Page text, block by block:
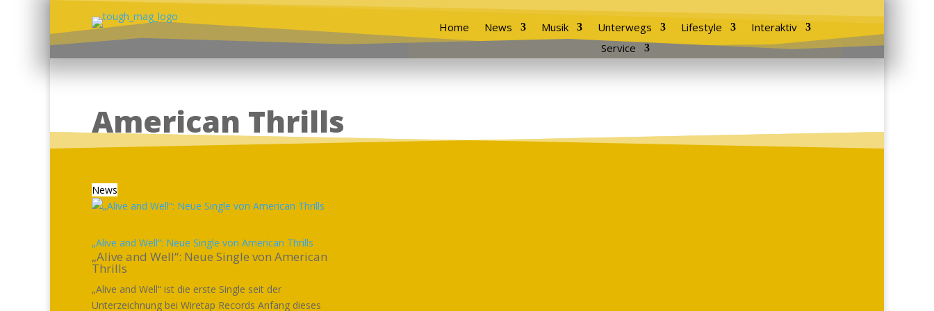
Home News Musik Unterwegs Lifestyle
Interaktiv
Service
American Thrills
News
„Alive and Well“: Neue Single von American Thrills
„Alive and Well“: Neue Single von American
Thrills
„Alive and Well“ ist die erste Single seit der
Unterzeichnung bei Wiretap Records Anfang dieses